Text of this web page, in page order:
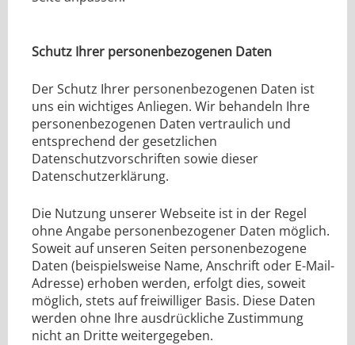
Schutz Ihrer personenbezogenen Daten
Der Schutz Ihrer personenbezogenen Daten ist
uns ein wichtiges Anliegen. Wir behandeln Ihre
personenbezogenen Daten vertraulich und
entsprechend der gesetzlichen
Datenschutzvorschriften sowie dieser
Datenschutzerklärung.
Die Nutzung unserer Webseite ist in der Regel
ohne Angabe personenbezogener Daten möglich.
Soweit auf unseren Seiten personenbezogene
Daten (beispielsweise Name, Anschrift oder E-Mail-
Adresse) erhoben werden, erfolgt dies, soweit
möglich, stets auf freiwilliger Basis. Diese Daten
werden ohne Ihre ausdrückliche Zustimmung
nicht an Dritte weitergegeben.